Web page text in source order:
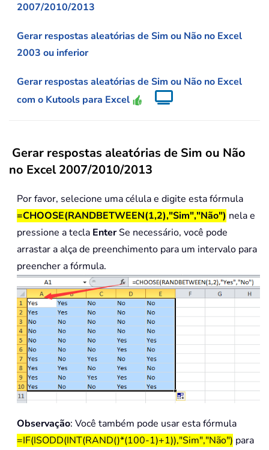
2007/2010/2013
Gerar respostas aleatórias de Sim ou Não no Excel
2003 ou inferior
Gerar respostas aleatórias de Sim ou Não no Excel
com o Kutools para Excel
Gerar respostas aleatórias de Sim ou Não
no Excel 2007/2010/2013
Por favor, selecione uma célula e digite esta fórmula
=CHOOSE(RANDBETWEEN(1,2),"Sim","Não") nela e
pressione a tecla EnterSe necessário, você pode
arrastar a alça de preenchimento para um intervalo para
preencher a fórmula.
Observação: Você também pode usar esta fórmula
=IF(ISODD(INT(RAND()*(100-1)+1)),"Sim","Não") para